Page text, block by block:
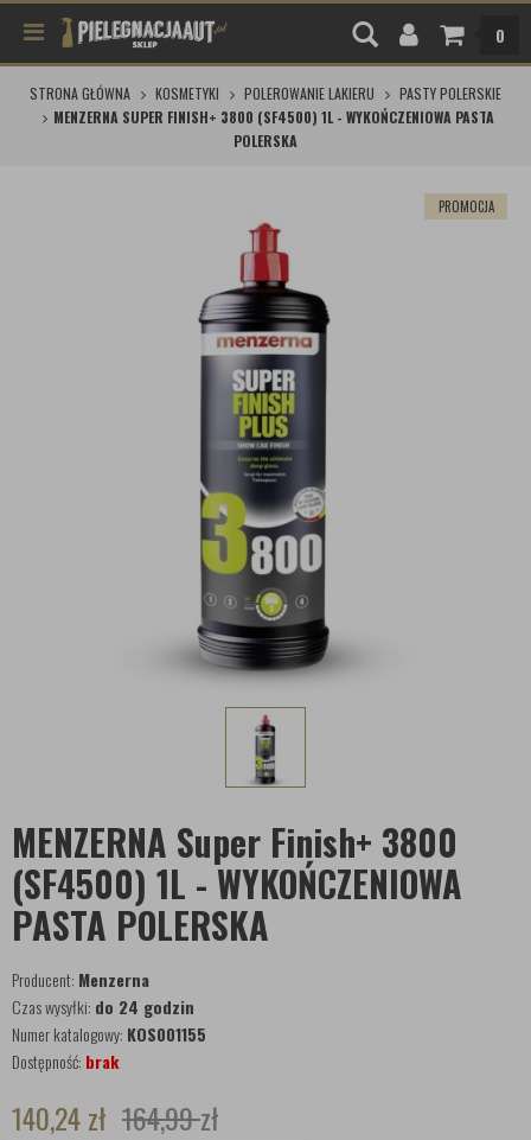
0
STRONA GŁÓWNA KOSMETYKI POLEROWANIE LAKIERU
PASTY POLERSKIE
MENZERNA SUPER FINISH+ 3800 (SF4500) 1L - WYKOŃCZENIOWA PASTA
POLERSKA
PROMOCJA
MENZERNA Super Finish+ 3800
(SF4500) 1L - WYKOŃCZENIOWA
PASTA POLERSKA
Producent: Menzerna
Czas wysyłki: do 24 godzin
Numer katalogowy: KOS001155
Dostępność: brak
140,24zł 164,99zł